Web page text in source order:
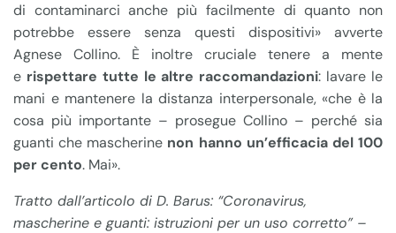
di contaminarci anche più facilmente di quanto non
potrebbe essere senza questi dispositivi» avverte
Agnese Collino. È inoltre cruciale tenere a mente
e rispettare tutte le altre raccomandazioni: lavare le
mani e mantenere la distanza interpersonale, «che è la
cosa più importante – prosegue Collino – perché sia
guanti che mascherine non hanno un’efficacia del 100
per cento. Mai».
Tratto dall’articolo di D. Barus: “Coronavirus,
mascherine e guanti: istruzioni per un uso corretto” –